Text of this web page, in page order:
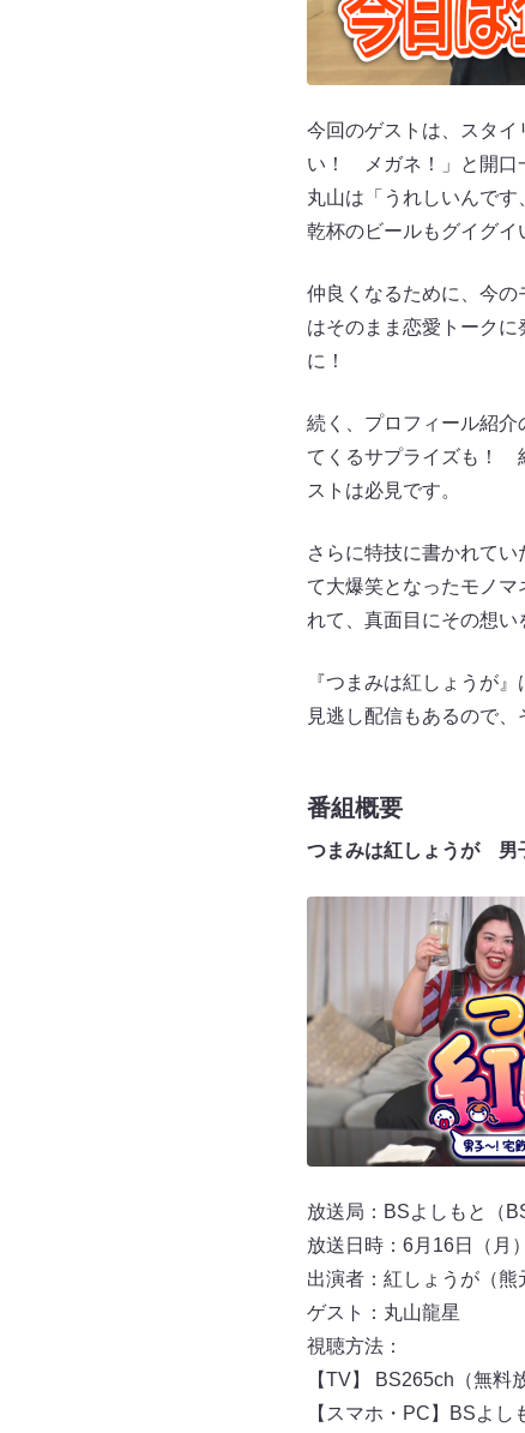
今回のゲストは、スタ
い！ メガネ！」と開口
丸山は「うれしいんで
乾杯のビールもグイグイ
仲良くなるために、今
はそのまま恋愛トーク
に！
続く、プロフィール紹
てくるサプライズも！
ストは必見です。
さらに特技に書かれて
て大爆笑となったモノ
れて、真面目にその想い
『つまみは紅しょうが
見逃し配信もあるので、
番組概要
つまみは紅しょうが 男
放送局：BSよしもと（
放送日時：6月16日
出演者：紅しょうが（熊
ゲスト：丸山龍星
視聴方法：
【TV】 BS265ch（無料
【スマホ・PC】BSよし